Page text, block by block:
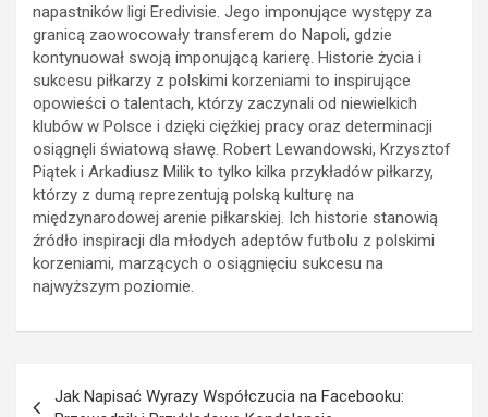
napastników ligi Eredivisie. Jego imponujące występy za
granicą zaowocowały transferem do Napoli, gdzie
kontynuował swoją imponującą karierę. Historie życia i
sukcesu piłkarzy z polskimi korzeniami to inspirujące
opowieści o talentach, którzy zaczynali od niewielkich
klubów w Polsce i dzięki ciężkiej pracy oraz determinacji
osiągnęli światową sławę. Robert Lewandowski, Krzysztof
Piątek i Arkadiusz Milik to tylko kilka przykładów piłkarzy,
którzy z dumą reprezentują polską kulturę na
międzynarodowej arenie piłkarskiej. Ich historie stanowią
źródło inspiracji dla młodych adeptów futbolu z polskimi
korzeniami, marzących o osiągnięciu sukcesu na
najwyższym poziomie.
Jak Napisać Wyrazy Współczucia na Facebooku: